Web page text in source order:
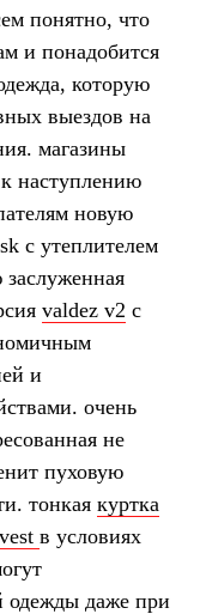
понятно, что
и понадобится
которую
выездов на
магазины
наступлению
новую
с утеплителем
valdez v2 с
и
очень
не
пуховую
тонкая куртка
в условиях
одежды даже при